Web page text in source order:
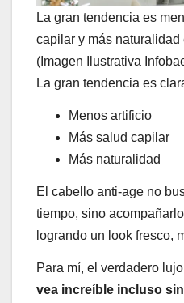
La gran tendencia es
capilar y más
(Imagen Ilustrativa
La gran tendencia es
Menos artificio
Más salud capilar
Más naturalidad
El cabello anti-age no
tiempo, sino
logrando un look fresco,
Para mí, el verdadero
vea increíble incluso